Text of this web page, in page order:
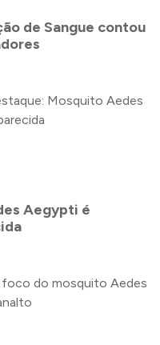
de Sangue contou
Aegypti é